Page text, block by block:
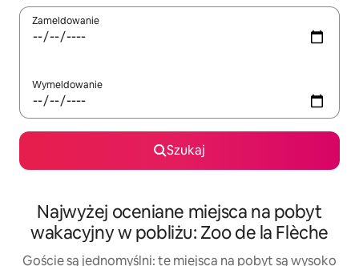
Zameldowanie
Wymeldowanie
Szukaj
Najwyżej oceniane miejsca na pobyt
wakacyjny w pobliżu: Zoo de la Flèche
Goście są jednomyślni: te miejsca na pobyt są wysoko